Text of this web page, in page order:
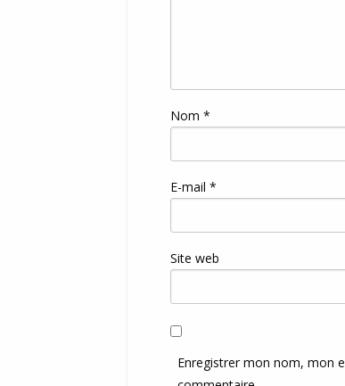
Nom *
E-mail *
Site web
Enregistrer mon nom, mon